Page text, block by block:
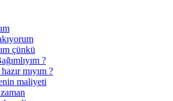
çünkü
?
mıyım ?
maliyeti